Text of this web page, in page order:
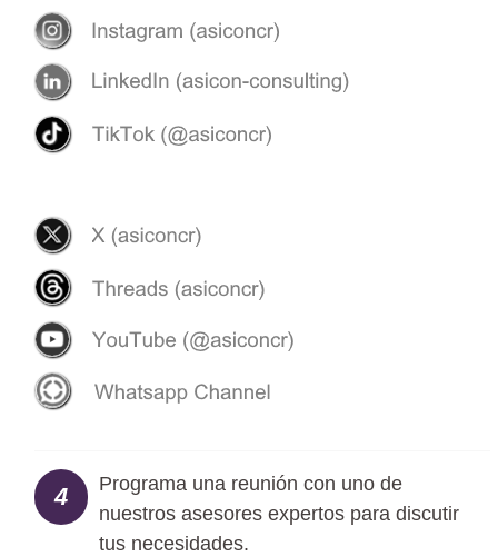
4
Programa una reunión con uno de
nuestros asesores expertos para discutir
tus necesidades.